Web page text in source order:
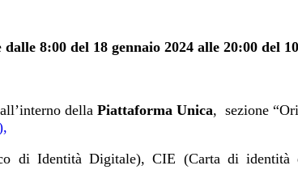
dalle 8:00 del 18 gennaio 2024 alle 20:00 del
della Piattaforma Unica, sezione
di Identità Digitale), CIE (Carta di